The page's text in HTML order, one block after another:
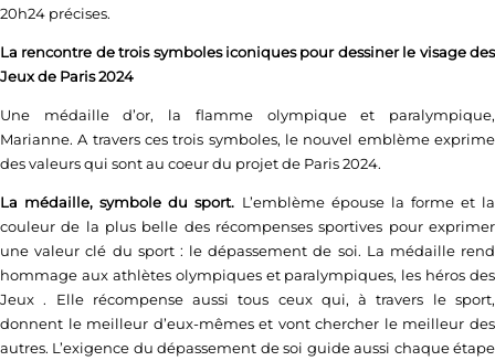
20h24 précises.
La rencontre de trois symboles iconiques pour dessiner le visage des
Jeux de Paris 2024
Une médaille d’or, la flamme olympique et paralympique,
Marianne. A travers ces trois symboles, le nouvel emblème exprime
des valeurs qui sont au coeur du projet de Paris 2024.
La médaille, symbole du sport. L’emblème épouse la forme et la
couleur de la plus belle des récompenses sportives pour exprimer
une valeur clé du sport : le dépassement de soi. La médaille rend
hommage aux athlètes olympiques et paralympiques, les héros des
Jeux . Elle récompense aussi tous ceux qui, à travers le sport,
donnent le meilleur d’eux-mêmes et vont chercher le meilleur des
autres. L’exigence du dépassement de soi guide aussi chaque étape